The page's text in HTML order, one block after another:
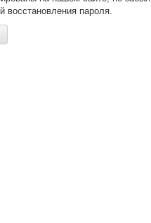
восстановления пароля.